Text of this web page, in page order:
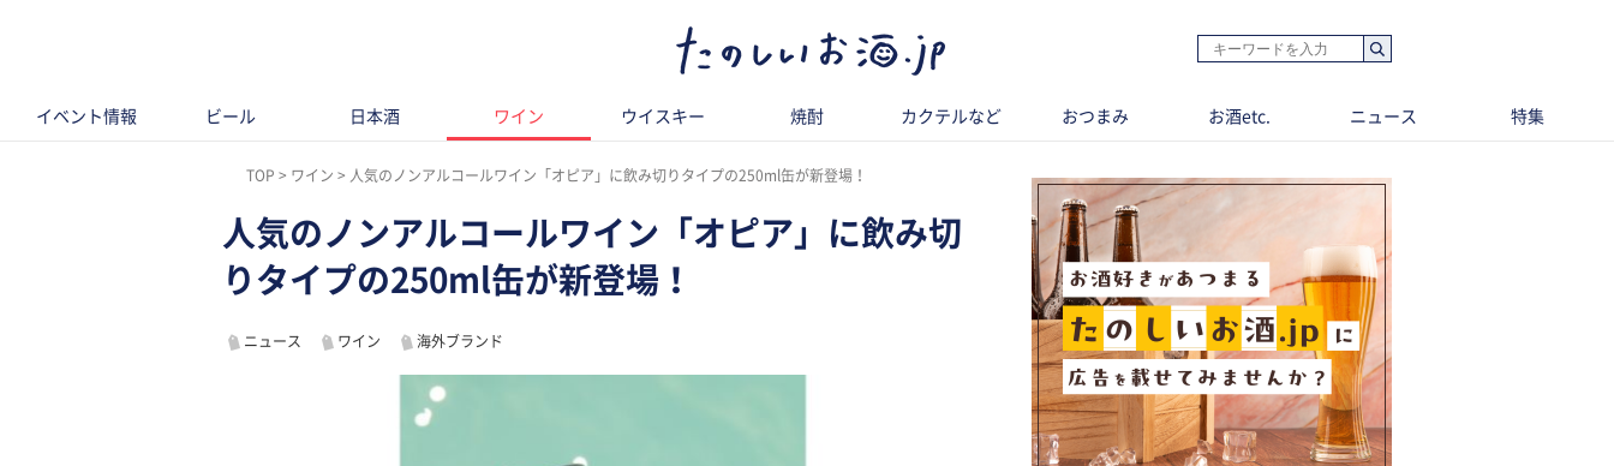
イベント情報 ビール 日本酒 ワイン ウイスキー 焼酎 カクテルなど おつまみ お酒etc. ニュース 特集
TOP ワイン 人気のノンアルコールワイン「オピア」に飲み切りタイプの250ml缶が新登場！
人気のノンアルコールワイン「オピア」に飲み切
りタイプの250ml缶が新登場！
ニュース ワイン 海外ブランド